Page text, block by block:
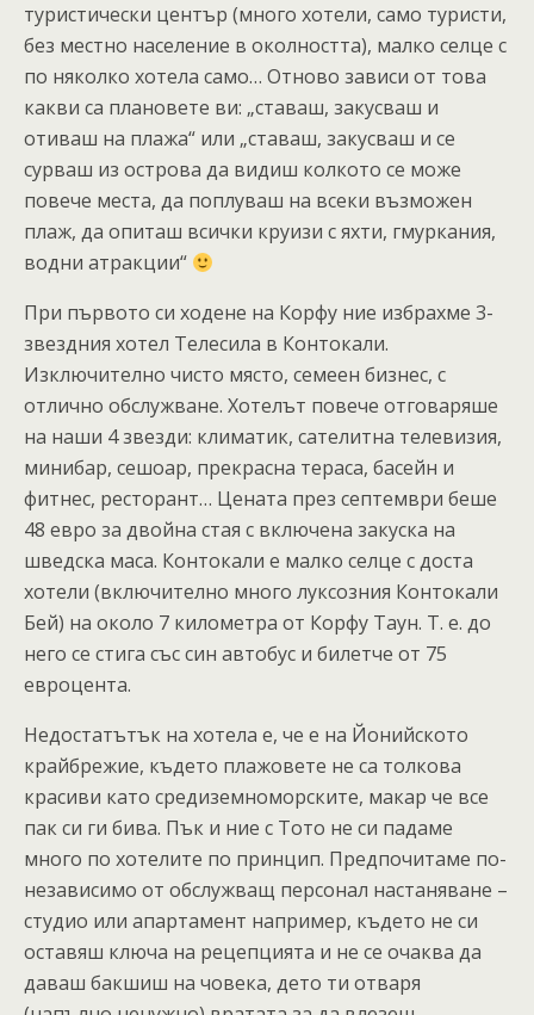
туристически център (много хотели, само туристи,
без местно население в околността), малко селце с
по няколко хотела само… Отново зависи от това
какви са плановете ви: „ставаш, закусваш и
отиваш на плажа“ или „ставаш, закусваш и се
сурваш из острова да видиш колкото се може
повече места, да поплуваш на всеки възможен
плаж, да опиташ всички круизи с яхти, гмуркания,
водни атракции“
При първото си ходене на Корфу ние избрахме 3-
звездния хотел Телесила в Контокали.
Изключително чисто място, семеен бизнес, с
отлично обслужване. Хотелът повече отговаряше
на наши 4 звезди: климатик, сателитна телевизия,
минибар, сешоар, прекрасна тераса, басейн и
фитнес, ресторант… Цената през септември беше
48 евро за двойна стая с включена закуска на
шведска маса. Контокали е малко селце с доста
хотели (включително много луксозния Контокали
Бей) на около 7 километра от Корфу Таун. Т. е. до
него се стига със син автобус и билетче от 75
евроцента.
Недостатътък на хотела е, че е на Йонийското
крайбрежие, където плажовете не са толкова
красиви като средиземноморските, макар че все
пак си ги бива. Пък и ние с Тото не си падаме
много по хотелите по принцип. Предпочитаме по-
независимо от обслужващ персонал настаняване –
студио или апартамент например, където не си
оставяш ключа на рецепцията и не се очаква да
даваш бакшиш на човека, дето ти отваря